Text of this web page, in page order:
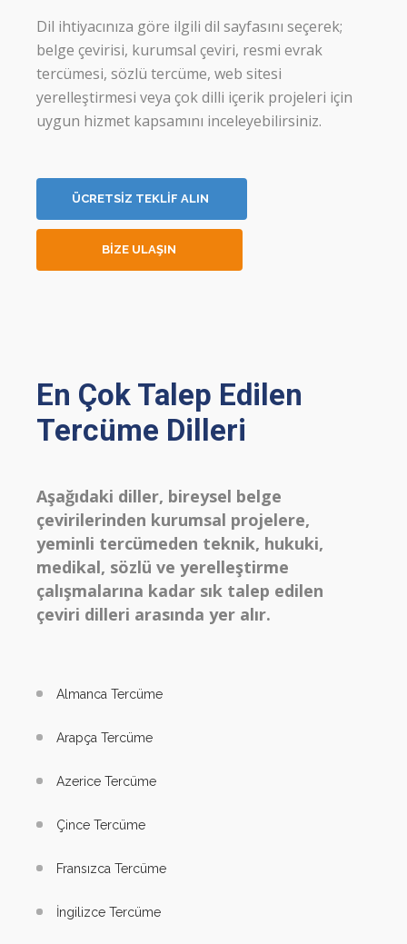
Dil ihtiyacınıza göre ilgili dil sayfasını seçerek;
belge çevirisi, kurumsal çeviri, resmi evrak
tercümesi, sözlü tercüme, web sitesi
yerelleştirmesi veya çok dilli içerik projeleri için
uygun hizmet kapsamını inceleyebilirsiniz.
ÜCRETSİZ TEKLİF ALIN
BİZE ULAŞIN
En Çok Talep Edilen
Tercüme Dilleri
Aşağıdaki diller, bireysel belge
çevirilerinden kurumsal projelere,
yeminli tercümeden teknik, hukuki,
medikal, sözlü ve yerelleştirme
çalışmalarına kadar sık talep edilen
çeviri dilleri arasında yer alır.
Almanca Tercüme
Arapça Tercüme
Azerice Tercüme
Çince Tercüme
Fransızca Tercüme
İngilizce Tercüme